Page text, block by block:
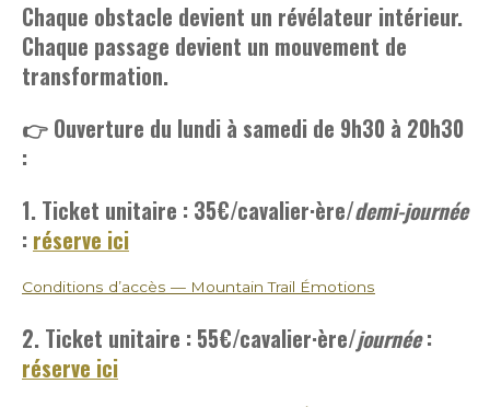
Chaque obstacle devient un révélateur intérieur.
Chaque passage devient un mouvement de
transformation.
👉 Ouverture du lundi à samedi de 9h30 à 20h30
:
1. Ticket unitaire : 35€/cavalier·ère/demi-journée
: réserve ici
Conditions d’accès — Mountain Trail Émotions
2. Ticket unitaire : 55€/cavalier·ère/journée:
réserve ici